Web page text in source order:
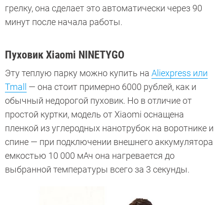
грелку, она сделает это автоматически через 90
минут после начала работы.
Пуховик Xiaomi NINETYGO
Эту теплую парку можно купить на Aliexpress или
Tmall — она стоит примерно 6000 рублей, как и
обычный недорогой пуховик. Но в отличие от
простой куртки, модель от Xiaomi оснащена
пленкой из углеродных нанотрубок на воротнике и
спине — при подключении внешнего аккумулятора
емкостью 10 000 мАч она нагревается до
выбранной температуры всего за 3 секунды.